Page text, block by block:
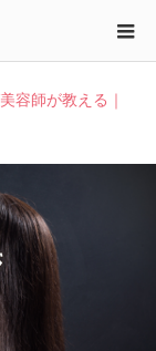
容師が教える｜